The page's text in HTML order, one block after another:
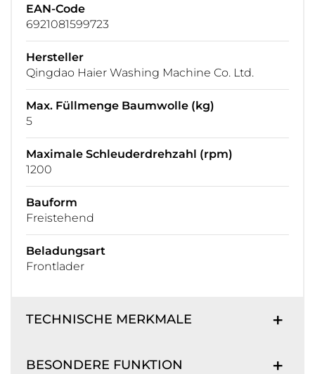
EAN-Code
6921081599723
Hersteller
Qingdao Haier Washing Machine Co. Ltd.
Max. Füllmenge Baumwolle (kg)
5
Maximale Schleuderdrehzahl (rpm)
1200
Bauform
Freistehend
Beladungsart
Frontlader
TECHNISCHE MERKMALE
BESONDERE FUNKTION